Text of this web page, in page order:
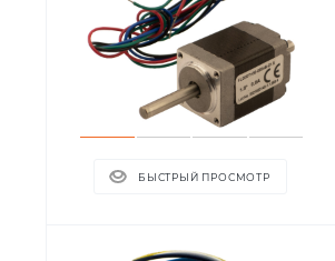
БЫСТРЫЙ ПРОСМОТР